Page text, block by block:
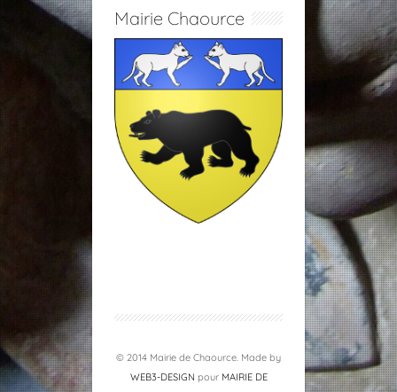
Mairie Chaource
© 2014 Mairie de Chaource. Made by
WEB3-DESIGN pour MAIRIE DE